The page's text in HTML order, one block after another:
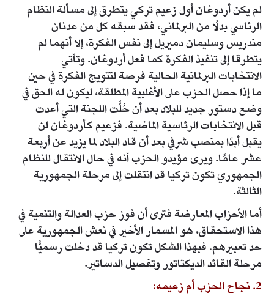
لم يكن أردوغان أول زعيم تركي يتطرق إلى مسألة النظام
الرئاسي بدلًا من البرلماني، فقد سبقه كل من عدنان
مندريس وسليمان دميريل إلى نفس الفكرة، إلا أنهما لم
يتطرقا إلى تنفيذ الفكرة كما فعل أردوغان. وتأتي
الانتخابات البرلمانية الحالية فرصة لتتويج الفكرة في حين
ما إذا حصل الحزب على الأغلبية المطلقة، ليكون له الحق في
وضع دستور جديد للبلاد بعد أن حُلَّت اللجنة التي أعدت
قبل الانتخابات الرئاسية الماضية. فزعيم كأردوغان لن
يقبل أبدًا بمنصب شرفي بعد أن قاد البلاد لما يزيد عن أربعة
عشر عامًا. ويرى مؤيدو الحزب أنه في حال الانتقال للنظام
الجمهوري تكون تركيا قد انتقلت إلى مرحلة الجمهورية
الثالثة.
أما الأحزاب المعارضة فترى أن فوز حزب العدالة والتنمية في
هذا الاستحقاق، هو المسمار الأخير في نعش الجمهورية على
حد تعبيرهم. فبهذا الشكل تكون تركيا قد دخلت رسميًّا
مرحلة القائد الديكتاتور وتفصيل الدساتير.
2. نجاح الحزب أم زعيمه: